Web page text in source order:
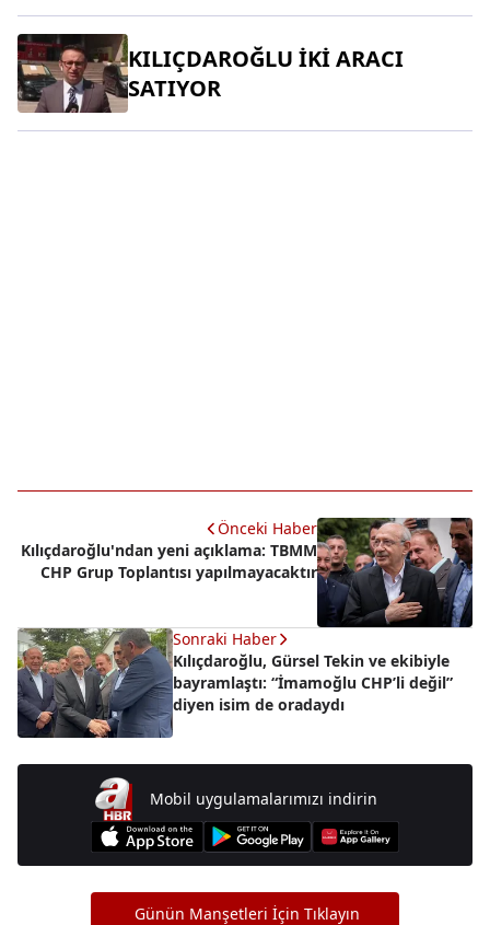
KILIÇDAROĞLU İKİ ARACI
SATIYOR
Önceki Haber
Kılıçdaroğlu'ndan yeni açıklama: TBMM
CHP Grup Toplantısı yapılmayacaktır
Sonraki Haber
Kılıçdaroğlu, Gürsel Tekin ve ekibiyle
bayramlaştı: “İmamoğlu CHP’li değil”
diyen isim de oradaydı
Mobil uygulamalarımızı indirin
Günün Manşetleri İçin Tıklayın